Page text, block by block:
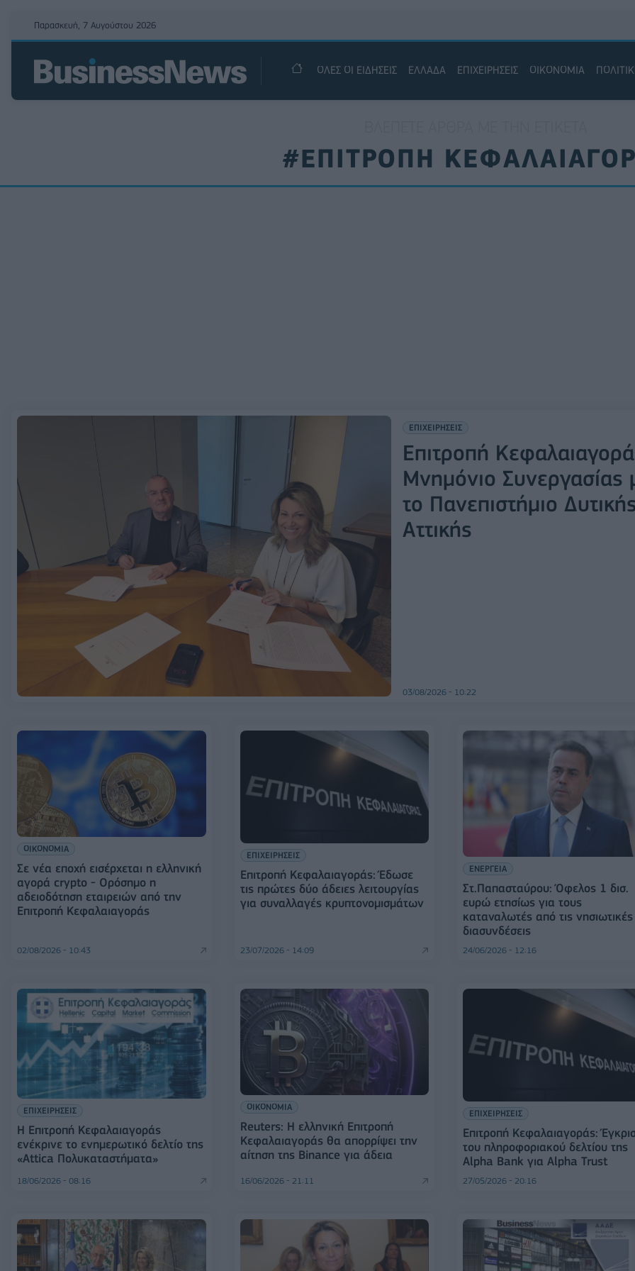
Παρασκευή, 7 Αυγούστου 2026
ΟΛΕΣ ΟΙ ΕΙΔΗΣΕΙΣ ΕΛΛΑΔΑ ΕΠΙΧΕΙΡΗΣΕΙΣ ΟΙΚΟΝΟΜΙΑ
#ΕΠΙΤΡΟΠΗ
ΕΠΙΧΕΙΡΗΣΕΙΣ
Επιτροπή
Μνημόνιο Συνεργασίας
το Πανεπιστήμιο
Αττικής
03/08/2026 - 10:22
ΟΙΚΟΝΟΜΙΑ
Σε νέα εποχή εισέρχεται η ελληνική
αγορά crypto - Ορόσημο η
αδειοδότηση εταιρειών από την
Επιτροπή Κεφαλαιαγοράς
02/08/2026 - 10:43
ΕΠΙΧΕΙΡΗΣΕΙΣ
Επιτροπή Κεφαλαιαγοράς: Έδωσε
τις πρώτες δύο άδειες λειτουργίας
για συναλλαγές κρυπτονομισμάτων
23/07/2026 - 14:09
ΕΝΕΡΓΕΙΑ
Στ.Παπασταύρου: Όφελος 1 δισ.
ευρώ ετησίως για τους
καταναλωτές από τις νησιωτικές
διασυνδέσεις
24/06/2026 - 12:16
ΕΠΙΧΕΙΡΗΣΕΙΣ
Η Επιτροπή Κεφαλαιαγοράς
ενέκρινε το ενημερωτικό δελτίο της
«Attica Πολυκαταστήματα»
18/06/2026 - 08:16
ΟΙΚΟΝΟΜΙΑ
Reuters: Η ελληνική Επιτροπή
Κεφαλαιαγοράς θα απορρίψει την
αίτηση της Binance για άδεια
16/06/2026 - 21:11
ΕΠΙΧΕΙΡΗΣΕΙΣ
Επιτροπή Κεφαλαιαγοράς:
του πληροφοριακού δελτίου της
Alpha Bank για Alpha Trust
27/05/2026 - 20:16